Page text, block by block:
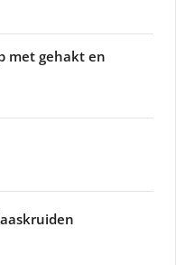
met gehakt en